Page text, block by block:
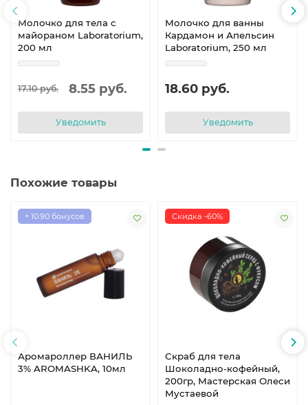
Молочко для тела с
майораном Laboratorium,
200 мл
17.10 руб. 8.55 руб.
Уведомить
Молочко для ванны
Кардамон и Апельсин
Laboratorium, 250 мл
18.60 руб.
Уведомить
Похожие товары
+ 10.90 бонусов
Аромароллер ВАНИЛЬ
3% AROMASHKA, 10мл
Скидка -60%
Скраб для тела
Шоколадно-кофейный,
200гр, Мастерская Олеси
Мустаевой